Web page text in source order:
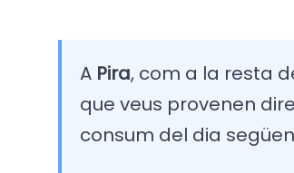
A Pira, com a la resta
que veus provenen
consum del dia